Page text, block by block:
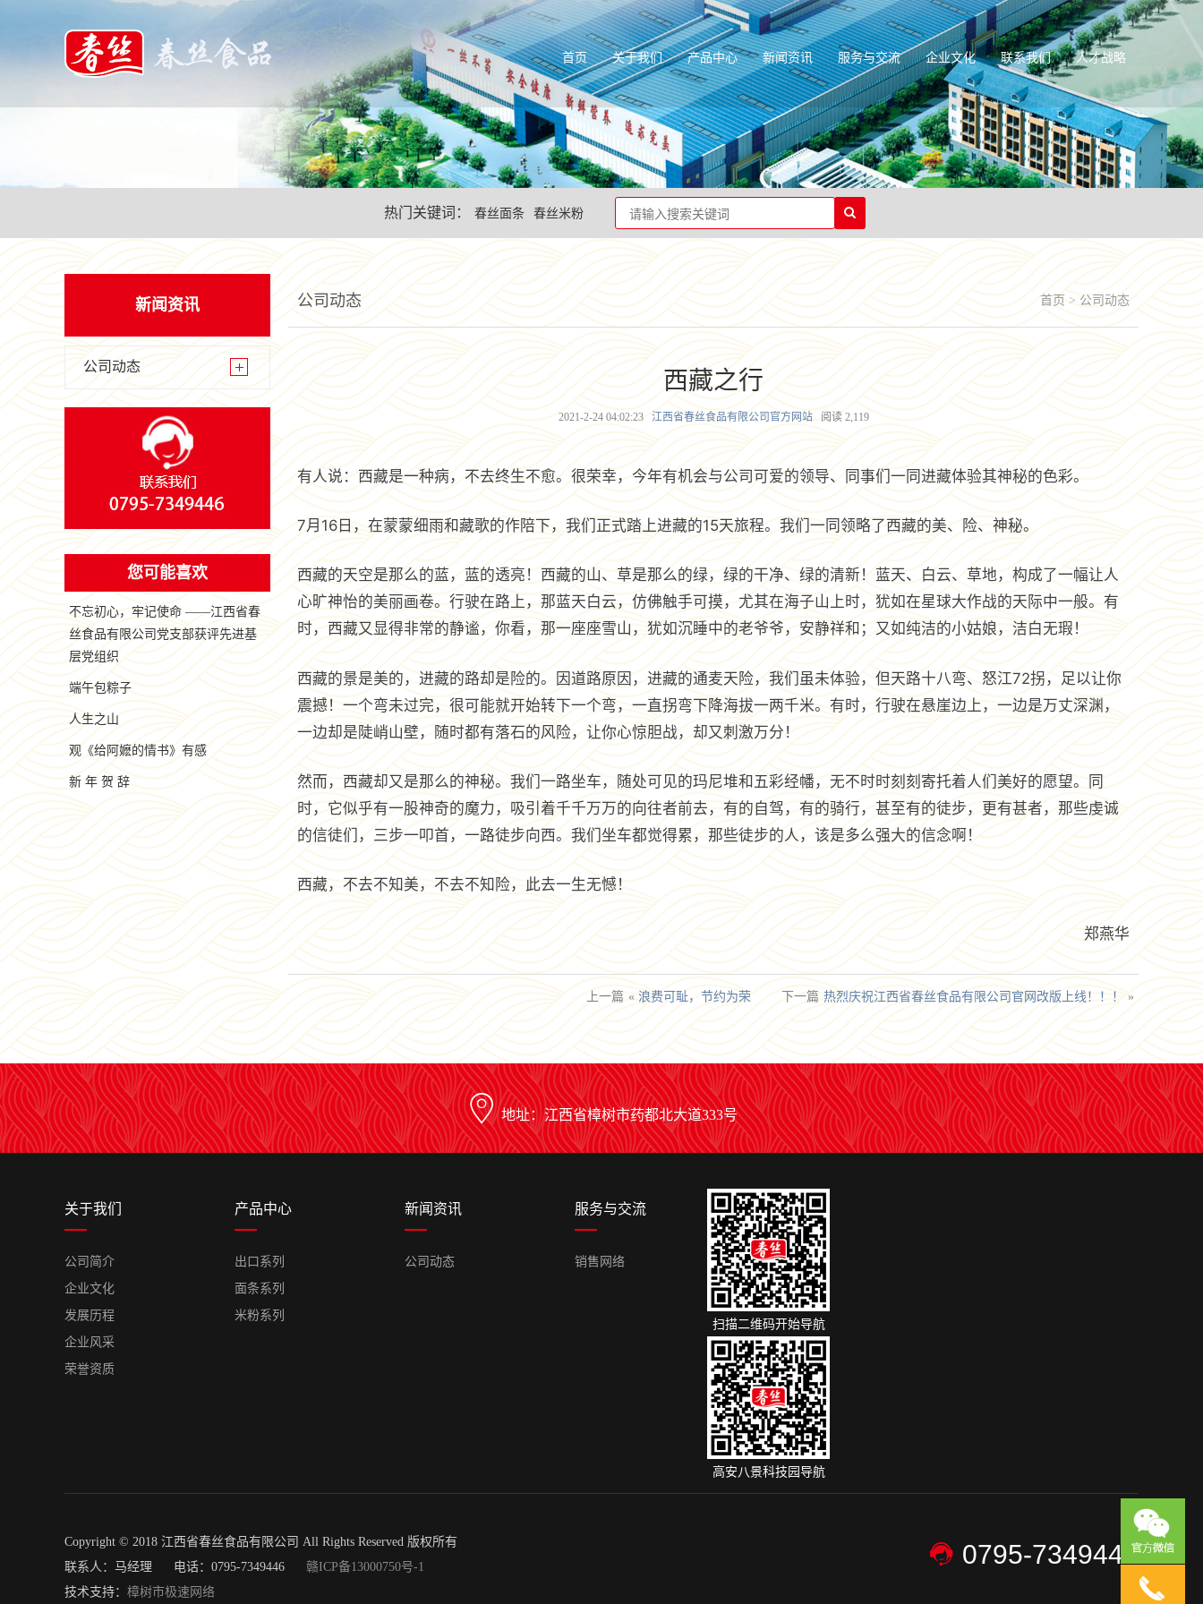
首页 关于我们 产品中心 新闻资讯 服务与交流 企业文化 联系我们 人才战略
热门关键词： 春丝面条 春丝米粉
新闻资讯
公司动态
您可能喜欢
不忘初心，牢记使命 ——江西省春
丝食品有限公司党支部获评先进基
层党组织
端午包粽子
人生之山
观《给阿嬷的情书》有感
新 年 贺 辞
公司动态 首页 > 公司动态
西藏之行
2021-2-24 04:02:23 江西省春丝食品有限公司官方网站 阅读2,119
有人说：西藏是一种病，不去终生不愈。很荣幸，今年有机会与公司可爱的领导、同事们一同进藏体验其神秘的色彩。
7月16日，在蒙蒙细雨和藏歌的作陪下，我们正式踏上进藏的15天旅程。我们一同领略了西藏的美、险、神秘。
西藏的天空是那么的蓝，蓝的透亮！西藏的山、草是那么的绿，绿的干净、绿的清新！蓝天、白云、草地，构成了一幅让人
心旷神怡的美丽画卷。行驶在路上，那蓝天白云，仿佛触手可摸，尤其在海子山上时，犹如在星球大作战的天际中一般。有
时，西藏又显得非常的静谧，你看，那一座座雪山，犹如沉睡中的老爷爷，安静祥和；又如纯洁的小姑娘，洁白无瑕！
西藏的景是美的，进藏的路却是险的。因道路原因，进藏的通麦天险，我们虽未体验，但天路十八弯、怒江72拐，足以让你
震撼！一个弯未过完，很可能就开始转下一个弯，一直拐弯下降海拔一两千米。有时，行驶在悬崖边上，一边是万丈深渊，
一边却是陡峭山壁，随时都有落石的风险，让你心惊胆战，却又刺激万分！
然而，西藏却又是那么的神秘。我们一路坐车，随处可见的玛尼堆和五彩经幡，无不时时刻刻寄托着人们美好的愿望。同
时，它似乎有一股神奇的魔力，吸引着千千万万的向往者前去，有的自驾，有的骑行，甚至有的徒步，更有甚者，那些虔诚
的信徒们，三步一叩首，一路徒步向西。我们坐车都觉得累，那些徒步的人，该是多么强大的信念啊！
西藏，不去不知美，不去不知险，此去一生无憾！
郑燕华
上一篇 « 浪费可耻，节约为荣 下一篇 热烈庆祝江西省春丝食品有限公司官网改版上线！！！ »
地址：江西省樟树市药都北大道333号
关于我们
公司简介
企业文化
发展历程
企业风采
荣誉资质
产品中心
出口系列
面条系列
米粉系列
新闻资讯
公司动态
服务与交流
销售网络
扫描二维码开始导航
高安八景科技园导航
Copyright © 2018 江西省春丝食品有限公司 All Rights Reserved 版权所有
联系人：马经理 电话：0795-7349446 赣ICP备13000750号-1
技术支持： 樟树市极速网络
0795-7349446